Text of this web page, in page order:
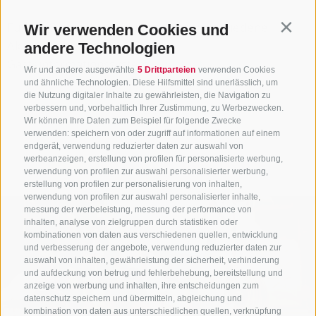
Wir verwenden Cookies und
andere Technologien
Wir und andere ausgewählte 5 Drittparteien verwenden Cookies
und ähnliche Technologien. Diese Hilfsmittel sind unerlässlich, um
die Nutzung digitaler Inhalte zu gewährleisten, die Navigation zu
verbessern und, vorbehaltlich Ihrer Zustimmung, zu Werbezwecken.
Wir können Ihre Daten zum Beispiel für folgende Zwecke
verwenden: speichern von oder zugriff auf informationen auf einem
endgerät, verwendung reduzierter daten zur auswahl von
werbeanzeigen, erstellung von profilen für personalisierte werbung,
verwendung von profilen zur auswahl personalisierter werbung,
erstellung von profilen zur personalisierung von inhalten,
verwendung von profilen zur auswahl personalisierter inhalte,
messung der werbeleistung, messung der performance von
inhalten, analyse von zielgruppen durch statistiken oder
kombinationen von daten aus verschiedenen quellen, entwicklung
und verbesserung der angebote, verwendung reduzierter daten zur
auswahl von inhalten, gewährleistung der sicherheit, verhinderung
und aufdeckung von betrug und fehlerbehebung, bereitstellung und
anzeige von werbung und inhalten, ihre entscheidungen zum
datenschutz speichern und übermitteln, abgleichung und
kombination von daten aus unterschiedlichen quellen, verknüpfung
Für die Online-Anmeldung zu den verschiedene
Aktivitäten besuchen Sie unser
GästeinformationssystemGuestnet.